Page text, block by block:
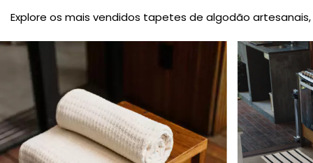
Explore os mais vendidos tapetes de algodão